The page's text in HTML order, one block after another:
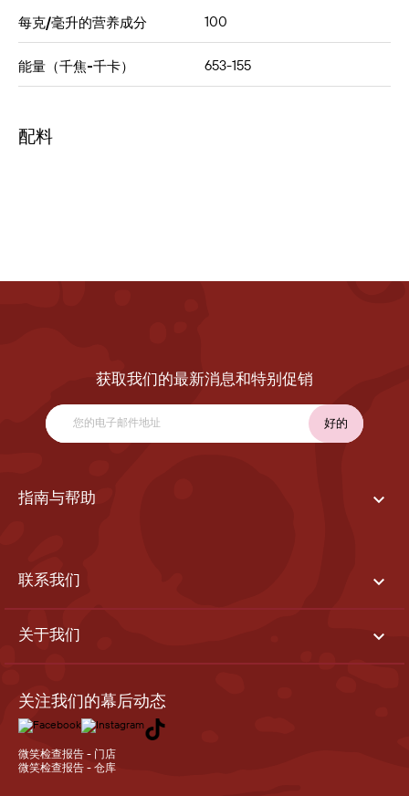
每克/毫升的营养成分 100
能量（千焦-千卡） 653-155
配料
获取我们的最新消息和特别促销
指南与帮助 
联系我们 
关于我们 
关注我们的幕后动态
微笑检查报告 - 门店
微笑检查报告 - 仓库